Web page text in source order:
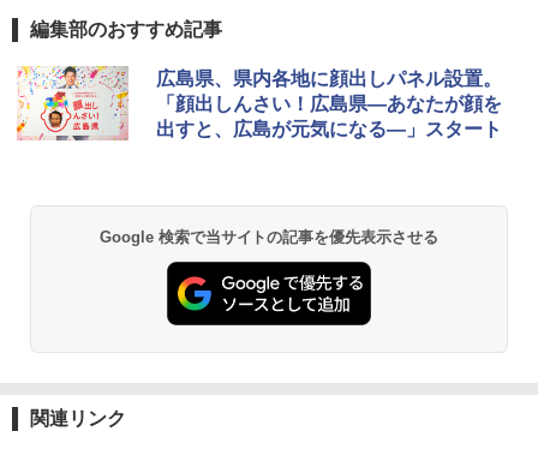
編集部のおすすめ記事
広島県、県内各地に顔出しパネル設置。
「顔出しんさい！広島県―あなたが顔を
出すと、広島が元気になる―」スタート
Google 検索で当サイトの記事を優先表示させる
関連リンク